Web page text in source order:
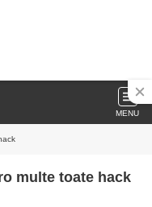
MENU
multe toate hack